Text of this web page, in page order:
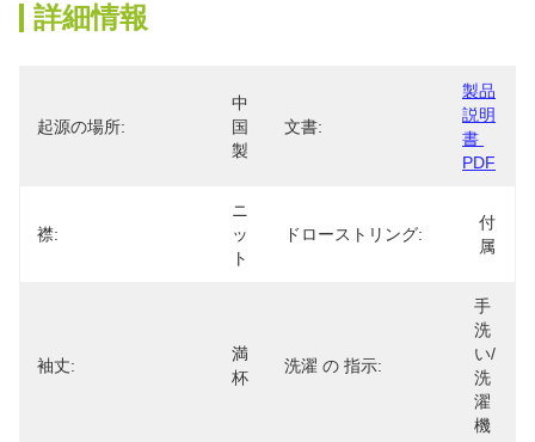
詳細情報
起源の場所:
中
国
製
文書:
製品
説明
書
PDF
襟:
ニ
ッ
ト
ドローストリング:
付
属
袖丈:
満
杯
洗濯 の 指示:
手
洗
い/
洗
濯
機